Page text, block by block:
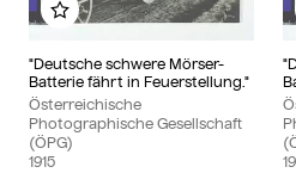
"Deutsche schwere Mörser-
Batterie fährt in Feuerstellung."
Österreichische
Photographische Gesellschaft
(ÖPG)
1915
Zu meinem Album